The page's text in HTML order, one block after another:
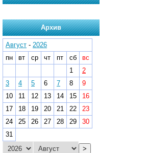
Архив
Август - 2026
пн
вт ср чт пт сб
вс
1
2
3
4 5 6 7 8
9
10
11 12 13 14 15
16
17
18 19 20 21 22
23
24
25 26 27 28 29
30
31
>